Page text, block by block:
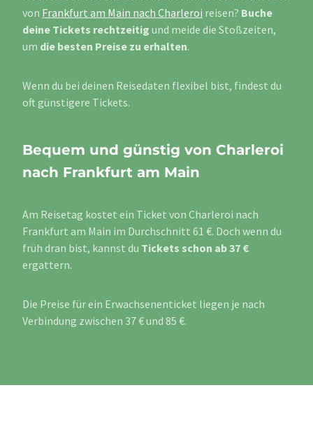
von Frankfurt am Main nach Charleroi reisen? Buche
deine Tickets rechtzeitig und meide die Stoßzeiten,
um die besten Preise zu erhalten.
Wenn du bei deinen Reisedaten flexibel bist, findest du
oft günstigere Tickets.
Bequem und günstig von Charleroi
nach Frankfurt am Main
Am Reisetag kostet ein Ticket von Charleroi nach
Frankfurt am Main im Durchschnitt 61 €. Doch wenn du
früh dran bist, kannst du Tickets schon ab 37 €
ergattern.
Die Preise für ein Erwachsenenticket liegen je nach
Verbindung zwischen 37 € und 85 €.